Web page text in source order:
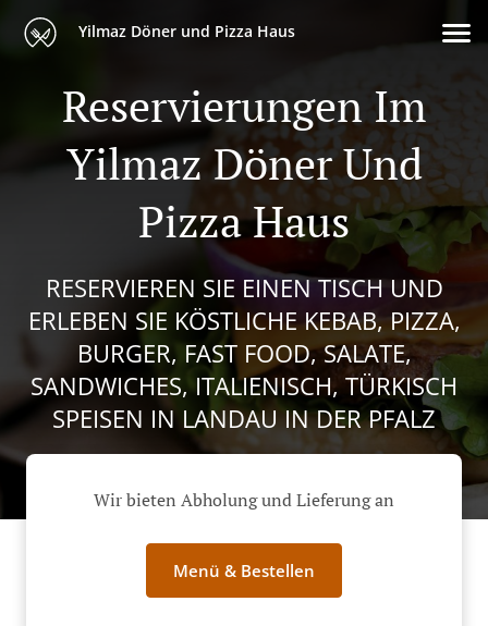
Yilmaz Döner und Pizza Haus
Reservierungen Im
Yilmaz Döner Und
Pizza Haus
RESERVIEREN SIE EINEN TISCH UND
ERLEBEN SIE KÖSTLICHE KEBAB, PIZZA,
BURGER, FAST FOOD, SALATE,
SANDWICHES, ITALIENISCH, TÜRKISCH
SPEISEN IN LANDAU IN DER PFALZ
Wir bieten Abholung und Lieferung an
Menü & Bestellen